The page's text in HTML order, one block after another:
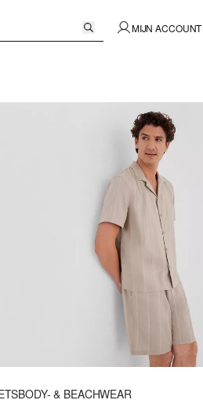
MIJN ACCOUNT
BODY- & BEACHWEAR